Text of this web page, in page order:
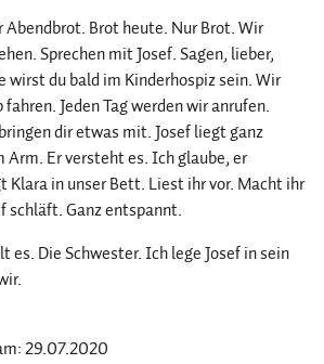
Abendbrot. Brot heute. Nur Brot. Wir
Sprechen mit Josef. Sagen, lieber,
wirst du bald im Kinderhospiz sein. Wir
Jeden Tag werden wir anrufen.
dir etwas mit. Josef liegt ganz
Er versteht es. Ich glaube, er
Klara in unser Bett. Liest ihr vor. Macht ihr
schläft. Ganz entspannt.
es. Die Schwester. Ich lege Josef in sein
29.07.2020